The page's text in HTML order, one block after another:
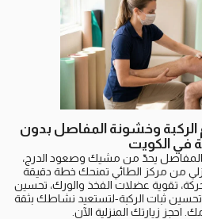
الركبة وخشونة المفاصل بدون
في الكويت
المفاصل يحدّ من مشيك وصعود الدرج،
من مركز الطائي تمنحك خطة دقيقة
تقوية عضلات الفخذ والورك، تحسين
وتحسين ثبات الركبة-لتستعيد نشاطك بثقة
زيارتك المنزلية الآن.